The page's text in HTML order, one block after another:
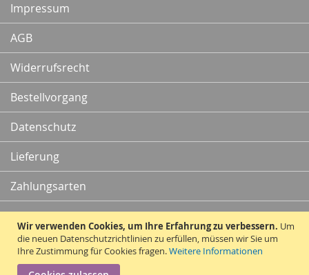
Wir verwenden Cookies, um Ihre Erfahrung zu verbessern. Um
die neuen Datenschutzrichtlinien zu erfüllen, müssen wir Sie um
Ihre Zustimmung für Cookies fragen.Weitere Informationen
Impressum
AGB
Widerrufsrecht
Bestellvorgang
Datenschutz
Lieferung
Zahlungsarten
Kontakt
Vertrag widerrufen